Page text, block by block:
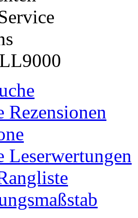
Rezensionen
Leserwertungen